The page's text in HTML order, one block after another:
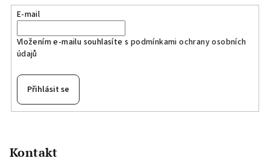
E-mail
Vložením e-mailu souhlasíte s podmínkami ochrany osobních
údajů
Přihlásit se
Kontakt